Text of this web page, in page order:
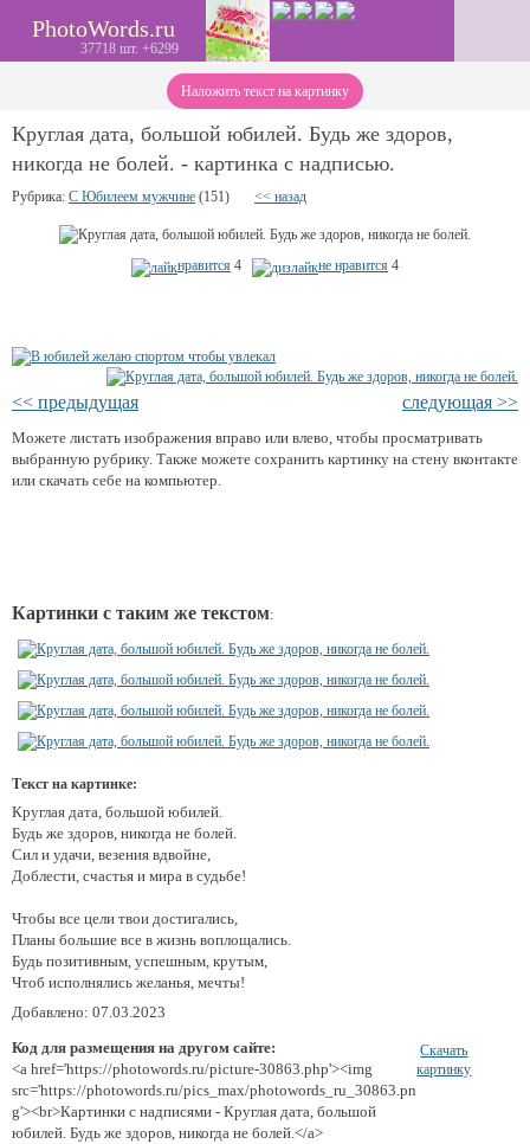
PhotoWords.ru
37718 шт. +6299
Наложить текст на картинку
Круглая дата, большой юбилей. Будь же здоров,
никогда не болей. - картинка с надписью.
Рубрика: С Юбилеем мужчине (151) << назад
нравится 4 не нравится 4
<< предыдущая следующая >>
Можете листать изображения вправо или влево, чтобы просматривать
выбранную рубрику. Также можете сохранить картинку на стену вконтакте
или скачать себе на компьютер.
Картинки с таким же текстом:
Текст на картинке:
Круглая дата, большой юбилей.
Будь же здоров, никогда не болей.
Сил и удачи, везения вдвойне,
Доблести, счастья и мира в судьбе!
Чтобы все цели твои достигались,
Планы большие все в жизнь воплощались.
Будь позитивным, успешным, крутым,
Чтоб исполнялись желанья, мечты!
Добавлено: 07.03.2023
Код для размещения на другом сайте:
<a href='https://photowords.ru/picture-30863.php'><img
src='https://photowords.ru/pics_max/photowords_ru_30863.pn
g'><br>Картинки с надписями - Круглая дата, большой
юбилей. Будь же здоров, никогда не болей.</a>
Скачать
картинку